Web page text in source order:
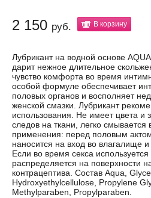
2 150 руб. В корзину
Лубрикант на водной основе
дарит нежное длительное
чувство комфорта во время
особой формуле обеспечивает
половых органов и восполняет
женской смазки. Лубрикант
использования. Не имеет цвета и
следов на ткани, легко
применения: перед половым
наносится на вход во влагалище и
Если во время секса
распределяется на поверхности
контрацептива. Состав Aqua,
Hydroxyethylcellulose, Propylene
Methylparaben, Propylparaben.